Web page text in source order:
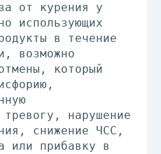
от курения у
использующих
в течение
возможно
который
нарушение
снижение ЧСС,
или прибавку в